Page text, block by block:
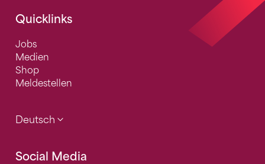
Quicklinks
Jobs
Medien
Shop
Meldestellen
Deutsch
Social Media